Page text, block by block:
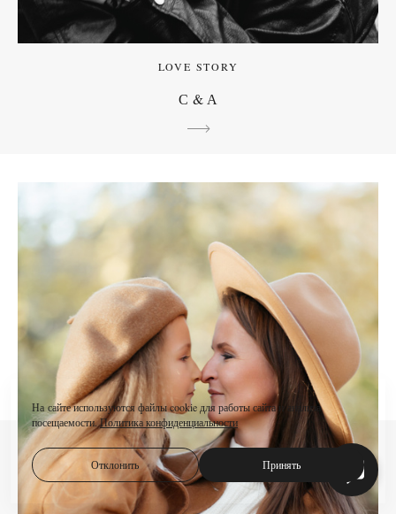
LOVE STORY
С & А
На сайте используются файлы cookie для работы сайта и анализа
посещаемости.Политика конфиденциальности
Отклонить Принять